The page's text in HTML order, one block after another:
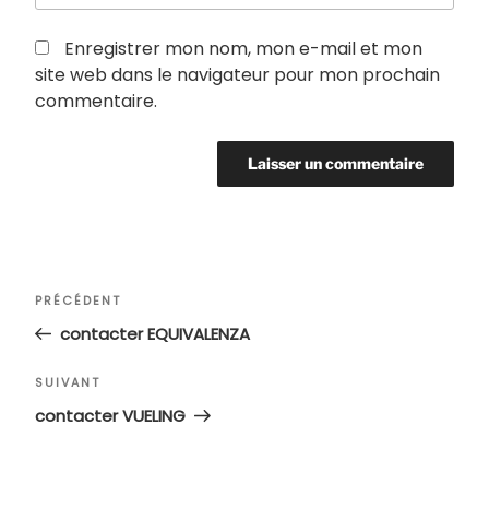
Enregistrer mon nom, mon e-mail et mon
site web dans le navigateur pour mon prochain
commentaire.
Navigation
l’article
Article
précédent
PRÉCÉDENT
contacter EQUIVALENZA
Article
suivant
SUIVANT
contacter VUELING